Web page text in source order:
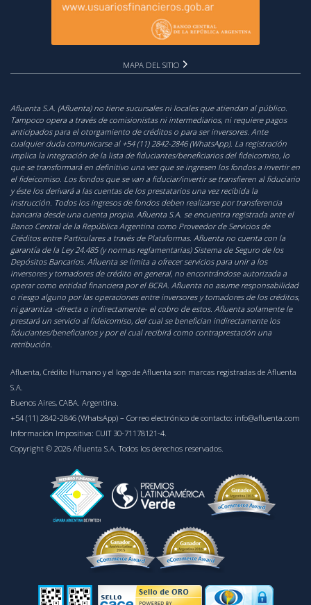
MAPA DEL SITIO
Afluenta S.A. (Afluenta) no tiene sucursales ni locales que atiendan al público.
Tampoco opera a través de comisionistas ni intermediarios, ni requiere pagos
anticipados para el otorgamiento de créditos o para ser inversores. Ante
cualquier duda comunicarse al +54 (11) 2842-2846 (WhatsApp). La registración
implica la integración de la lista de fiduciantes/beneficiarios del fideicomiso, lo
que se transformará en definitivo una vez que se ingresen los fondos a invertir en
el fideicomiso. Los fondos que se van a fiduciar/invertir se transfieren al fiduciario
y éste los derivará a las cuentas de los prestatarios una vez recibida la
instrucción. Todos los ingresos de fondos deben realizarse por transferencia
bancaria desde una cuenta propia. Afluenta S.A. se encuentra registrada ante el
Banco Central de la República Argentina como Proveedor de Servicios de
Créditos entre Particulares a través de Plataformas. Afluenta no cuenta con la
garantía de la Ley 24.485 (y normas reglamentarias) Sistema de Seguro de los
Depósitos Bancarios. Afluenta se limita a ofrecer servicios para unir a los
inversores y tomadores de crédito en general, no encontrándose autorizada a
operar como entidad financiera por el BCRA. Afluenta no asume responsabilidad
o riesgo alguno por las operaciones entre inversores y tomadores de los créditos,
ni garantiza -directa o indirectamente- el cobro de estos. Afluenta solamente le
prestará un servicio al fideicomiso, del cual se benefician indirectamente los
fiduciantes/beneficiarios y por el cual recibirá como contraprestación una
retribución.
Afluenta, Crédito Humano y el logo de Afluenta son marcas registradas de Afluenta
S.A.
Buenos Aires, CABA. Argentina.
+54 (11) 2842-2846 (WhatsApp) – Correo electrónico de contacto: info@afluenta.com
Información Impositiva: CUIT 30-71178121-4.
Copyright © 2026 Afluenta S.A. Todos los derechos reservados.